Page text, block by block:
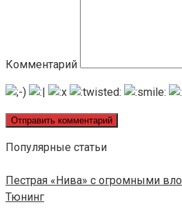
Комментарий
Популярные статьи
Пестрая «Нива» с огромными
Тюнинг